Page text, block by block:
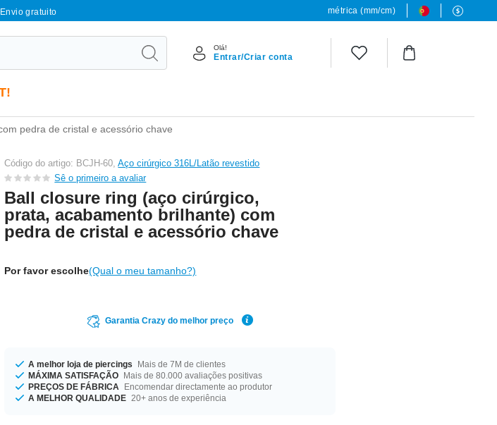
Envio gratuito métrica (mm/cm)
Olá!
Entrar/Criar conta
pedra de cristal e acessório chave
Código do artigo: BCJH-60,Aço cirúrgico 316L/Latão revestido
Sê o primeiro a avaliar
Ball closure ring (aço cirúrgico,
prata, acabamento brilhante) com
pedra de cristal e acessório chave
Por favor escolhe(Qual o meu tamanho?)
Garantia Crazy do melhor preço
A melhor loja de piercings
Mais de 7M de clientes
MÁXIMA SATISFAÇÃO Mais de 80.000 avaliações positivas
PREÇOS DE FÁBRICA
Encomendar directamente ao produtor
A MELHOR QUALIDADE 20+ anos de experiência